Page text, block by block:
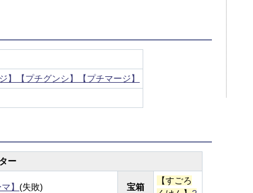
】 【プチグンシ】
【プチマージ】
ー
】 (失敗) 宝箱
【すごろ